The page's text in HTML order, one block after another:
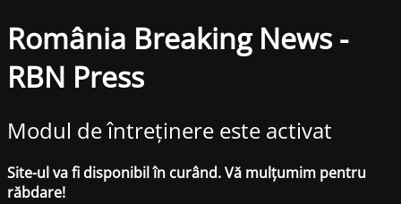
România Breaking News -
RBN Press
Modul de întreținere este activat
Site-ul va fi disponibil în curând. Vă mulțumim pentru
răbdare!